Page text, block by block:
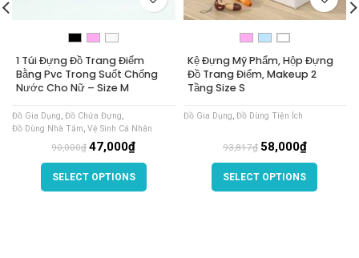
1 Túi Đựng Đồ Trang Điểm
Bằng Pvc Trong Suốt Chống
Nước Cho Nữ – Size M
Đồ Gia Dụng, Đồ Chứa Đựng,
Đồ Dùng Nhà Tắm, Vệ Sinh Cá Nhân
90,000₫ 47,000₫
SELECT OPTIONS
Kệ Đựng Mỹ Phẩm, Hộp Đựng
Đồ Trang Điểm, Makeup 2
Tầng Size S
Đồ Gia Dụng, Đồ Dùng Tiện Ích
93,817₫ 58,000₫
SELECT OPTIONS